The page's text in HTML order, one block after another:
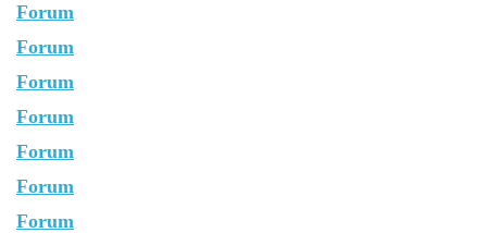
Forum
Forum
Forum
Forum
Forum
Forum
Forum